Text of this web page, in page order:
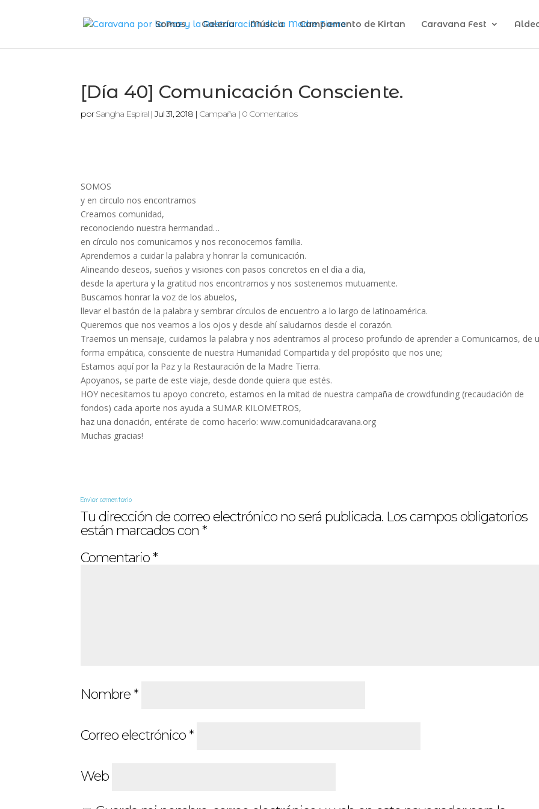
Somos Galería Música Campamento de Kirtan Caravana Fest
[Día 40] Comunicación Consciente.
porSangha Espiral |Jul 31, 2018 | Campaña | 0 Comentarios
SOMOS
y en circulo nos encontramos
Creamos comunidad,
reconociendo nuestra hermandad…
en círculo nos comunicamos y nos reconocemos familia.
Aprendemos a cuidar la palabra y honrar la comunicación.
Alineando deseos, sueños y visiones con pasos concretos en el dìa a dìa,
desde la apertura y la gratitud nos encontramos y nos sostenemos mutuamente.
Buscamos honrar la voz de los abuelos,
llevar el bastón de la palabra y sembrar círculos de encuentro a lo largo de latinoamérica.
Queremos que nos veamos a los ojos y desde ahí saludarnos desde el corazón.
Traemos un mensaje, cuidamos la palabra y nos adentramos al proceso profundo de aprender a Comunicarnos, de
forma empática, consciente de nuestra Humanidad Compartida y del propósito que nos une;
Estamos aquí por la Paz y la Restauración de la Madre Tierra.
Apoyanos, se parte de este viaje, desde donde quiera que estés.
HOY necesitamos tu apoyo concreto, estamos en la mitad de nuestra campaña de crowdfunding (recaudación de
fondos) cada aporte nos ayuda a SUMAR KILOMETROS,
haz una donación, entérate de como hacerlo: www.comunidadcaravana.org
Muchas gracias!
Enviar comentario
Tu dirección de correo electrónico no será publicada. Los campos obligatorios
están marcados con*
Comentario*
Nombre*
Correo electrónico*
Web